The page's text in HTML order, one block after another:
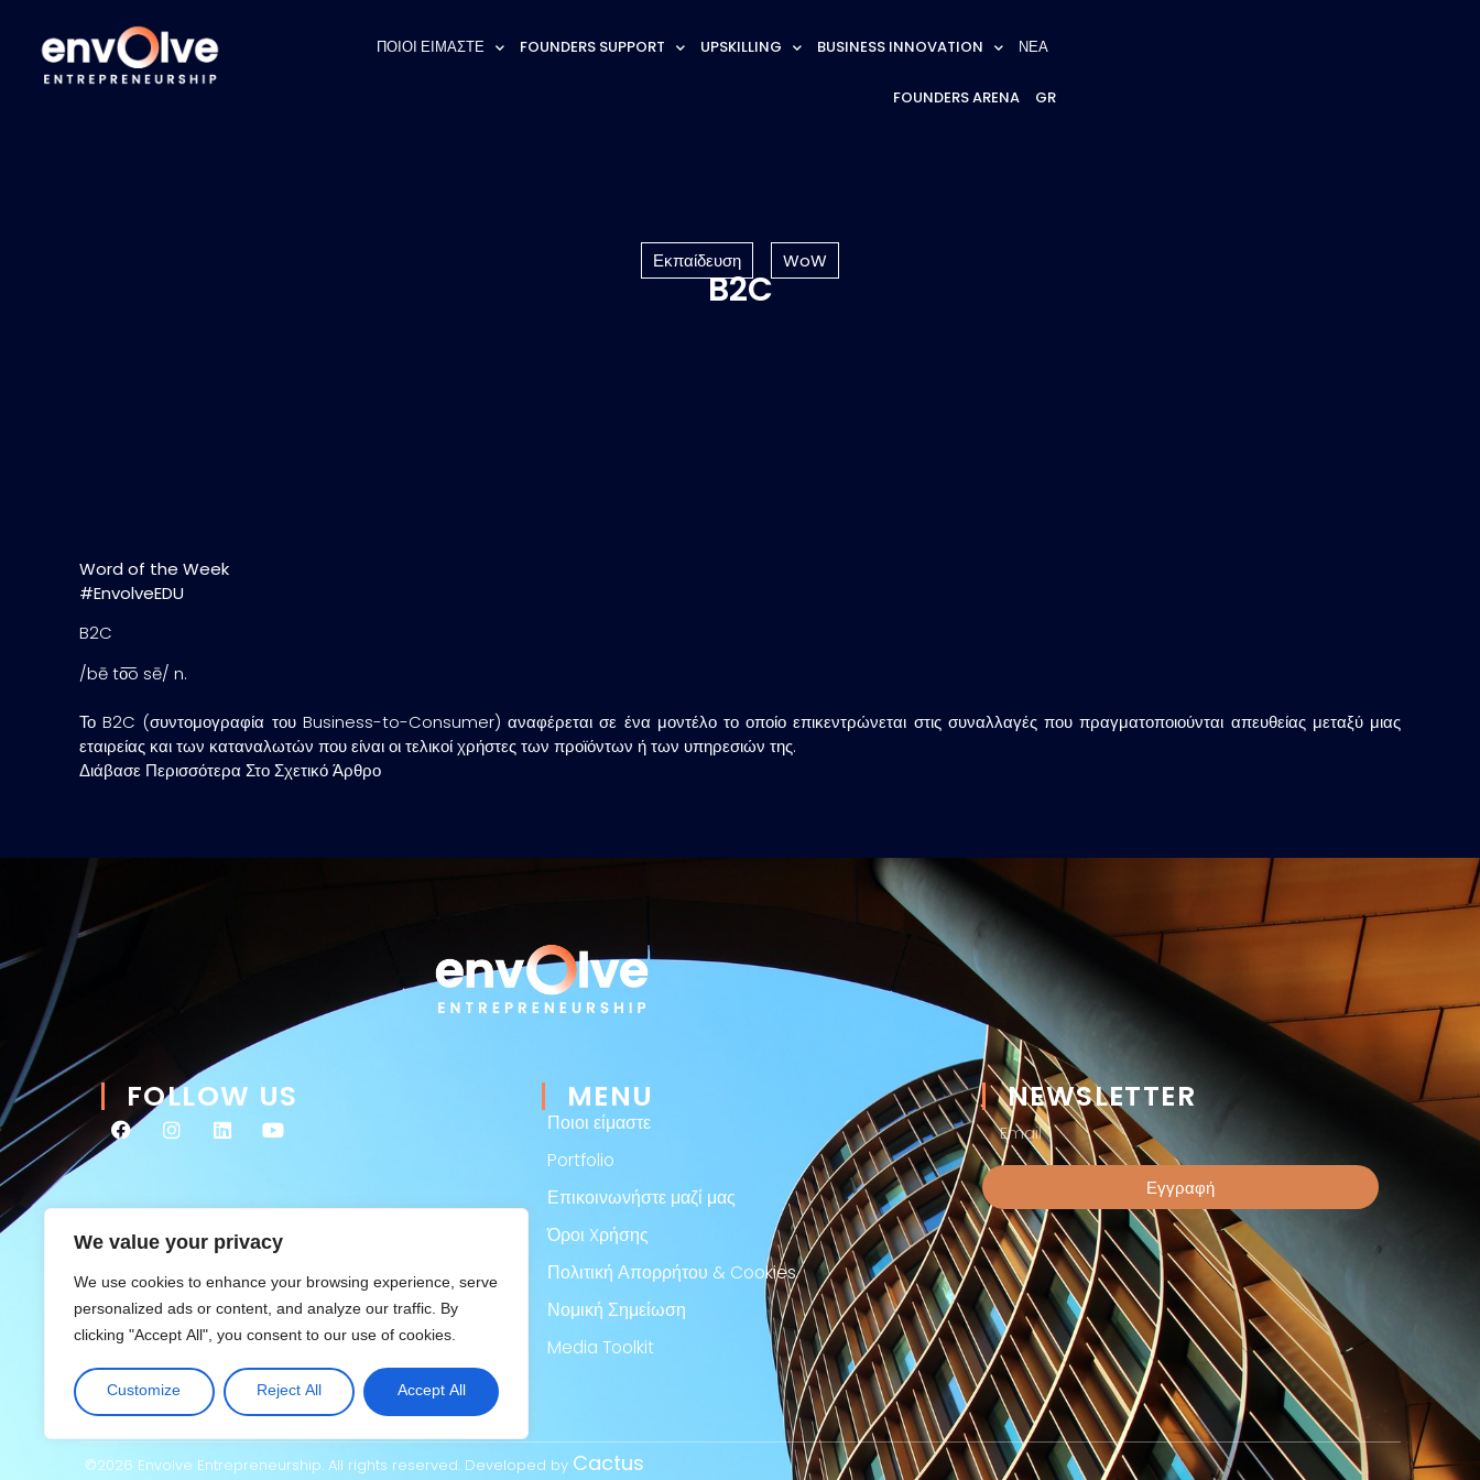
We value your privacy
We use cookies to enhance your browsing experience, serve
personalized ads or content, and analyze our traffic. By
clicking "Accept All", you consent to our use of cookies.
Customize Reject All Accept All
ΠΟΙΟΙ ΕΙΜΑΣΤΕ FOUNDERS SUPPORT UPSKILLING BUSINESS INNOVATION ΝΕΑ
FOUNDERS ARENA GR
Εκπαίδευση WoW
B2C
Word of the Week
#EnvolveEDU
B2C
/bē to͞o sē/ n.
Το B2C (συντομογραφία του Business-to-Consumer) αναφέρεται σε ένα μοντέλο το οποίο επικεντρώνεται στις συναλλαγές που πραγματοποιούνται απευθείας μεταξύ μιας
εταιρείας και των καταναλωτών που είναι οι τελικοί χρήστες των προϊόντων ή των υπηρεσιών της.
Διάβασε Περισσότερα Στο Σχετικό Άρθρο
FOLLOW US MENU
Ποιοι είμαστε
Portfolio
Επικοινωνήστε μαζί μας
Όροι Xρήσης
Πολιτική Απορρήτου & Cookies
Νομική Σημείωση
Media Toolkit
NEWSLETTER
Εγγραφή
©2026 Envolve Entrepreneurship. All rights reserved. Developed by Cactus